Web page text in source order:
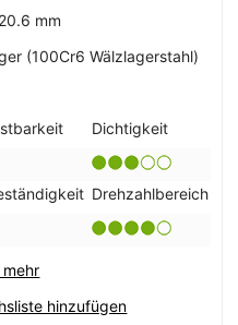
mm
(100Cr6 Wälzlagerstahl)
Dichtigkeit
Drehzahlbereich
mehr
hinzufügen